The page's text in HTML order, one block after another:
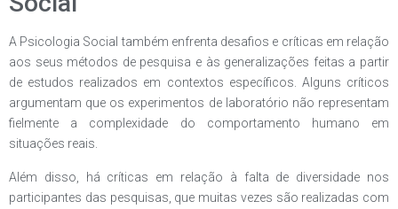
A Psicologia Social também enfrenta desafios e críticas em relação
aos seus métodos de pesquisa e às generalizações feitas a partir
de estudos realizados em contextos específicos. Alguns críticos
argumentam que os experimentos de laboratório não representam
fielmente a complexidade do comportamento humano em
situações reais.
Além disso, há críticas em relação à falta de diversidade nos
participantes das pesquisas, que muitas vezes são realizadas com